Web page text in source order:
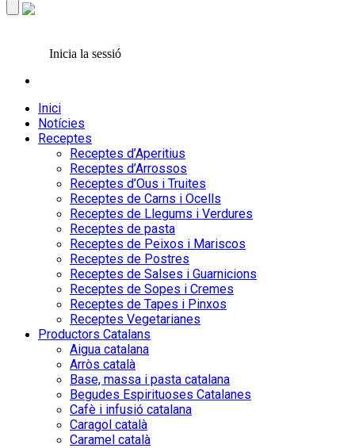
Inicia la sessió
Inici
Notícies
Receptes
Receptes d’Aperitius
Receptes d’Arrossos
Receptes d’Ous i Truites
Receptes de Carns i Ocells
Receptes de Llegums i Verdures
Receptes de pasta
Receptes de Peixos i Mariscos
Receptes de Postres
Receptes de Salses i Guarnicions
Receptes de Sopes i Cremes
Receptes de Tapes i Pinxos
Receptes Vegetarianes
Productors Catalans
Aigua catalana
Arròs català
Base, massa i pasta catalana
Begudes Espirituoses Catalanes
Cafè i infusió catalana
Caragol català
Caramel català